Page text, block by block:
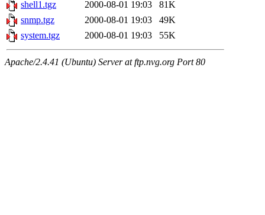
shell1.tgz
2000-08-01 19:03
81K
snmp.tgz
2000-08-01 19:03
49K
system.tgz
2000-08-01 19:03 55K
Apache/2.4.41 (Ubuntu) Server at ftp.nvg.org Port 80